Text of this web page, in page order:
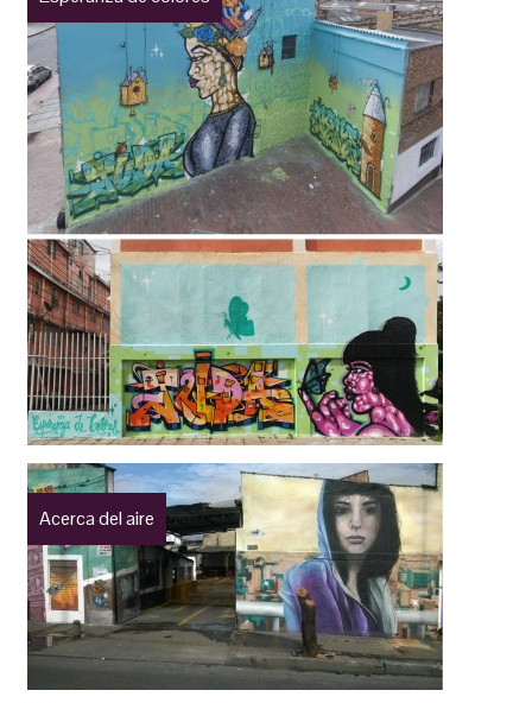
Acerca del aire